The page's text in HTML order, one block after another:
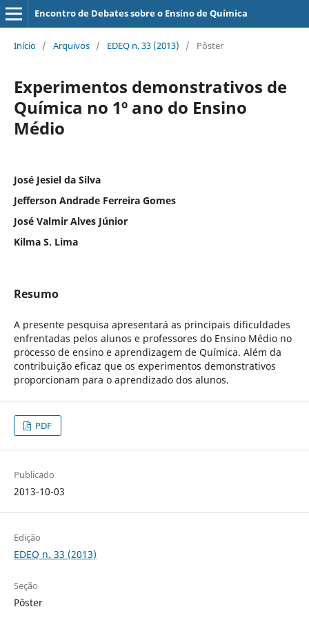
Encontro de Debates sobre o Ensino de Química
Início / Arquivos / EDEQ n. 33 (2013) / Pôster
Experimentos demonstrativos de
Química no 1º ano do Ensino
Médio
José Jesiel da Silva
Jefferson Andrade Ferreira Gomes
José Valmir Alves Júnior
Kilma S. Lima
Resumo
A presente pesquisa apresentará as principais dificuldades
enfrentadas pelos alunos e professores do Ensino Médio no
processo de ensino e aprendizagem de Química. Além da
contribuição eficaz que os experimentos demonstrativos
proporcionam para o aprendizado dos alunos.
PDF
Publicado
2013-10-03
Edição
EDEQ n. 33 (2013)
Seção
Pôster